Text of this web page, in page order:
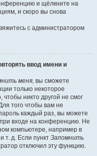
и щёлкните на
и скоро вы снова
с администратором
ввод имени и
меня, вы сможете
только некоторое
никто другой не смог
того чтобы вам не
каждый раз, вы можете
при входе на конференцию. Не
компьютере, например в
т. д. Если пункт Запомнить
отключил эту функцию.